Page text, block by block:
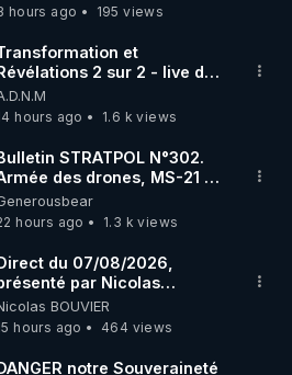
ses opposant !
hours ago
195 views
et
2 sur 2 - live du
08/26
hours ago
1.6 k views
STRATPOL N°302.
des drones, MS-21 en
missiles coréens.
hours ago
1.3 k views
du 07/08/2026,
par Nicolas
BOUVIER
hours ago
464 views
notre Souveraineté